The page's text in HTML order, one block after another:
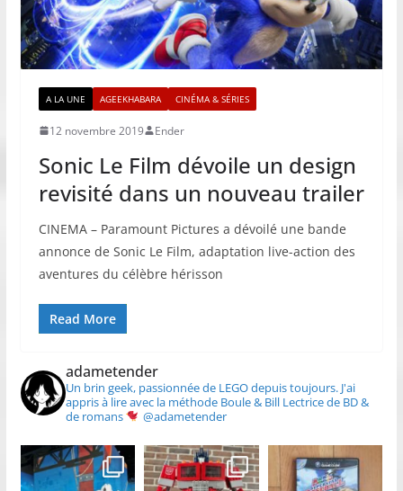
A LA UNE AGEEKHABARA CINÉMA & SÉRIES
12 novembre 2019 Ender
Sonic Le Film dévoile un design
revisité dans un nouveau trailer
CINEMA – Paramount Pictures a dévoilé une bande
annonce de Sonic Le Film, adaptation live-action des
aventures du célèbre hérisson
Read More
adametender
Un brin geek, passionnée de LEGO depuis toujours.J'ai
appris à lire avec la méthode Boule & Bill Lectrice de BD &
de romans
@adametender